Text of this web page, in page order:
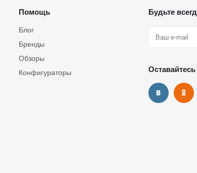
Помощь
Блог
Бренды
Обзоры
Конфигураторы
Будьте